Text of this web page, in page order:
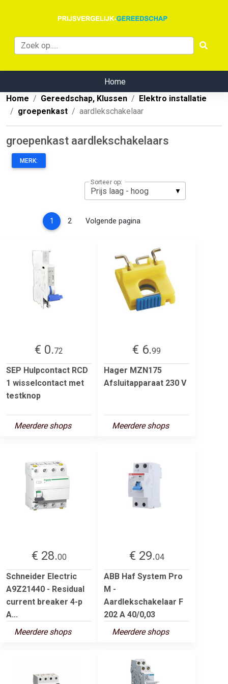
Home
Home
Gereedschap, Klussen
Elektro installatie
groepenkast
aardlekschakelaar
groepenkast aardlekschakelaars
MERK:
Sorteer op:
1 (current)
2 Volgende pagina
€ 0.72
SEP Hulpcontact RCD
1 wisselcontact met
testknop
Meerdere shops
€ 6.99
Hager MZN175
Afsluitapparaat 230 V
Meerdere shops
€ 28.00
Schneider Electric
A9Z21440 - Residual
current breaker 4-p
A...
Meerdere shops
€ 29.04
ABB Haf System Pro
M -
Aardlekschakelaar F
202 A 40/0,03
Meerdere shops